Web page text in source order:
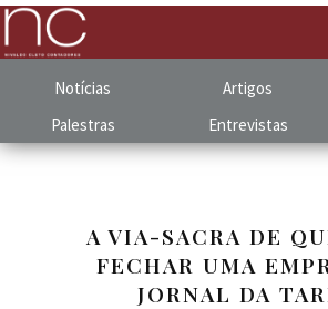
Notícias Artigos
Palestras
Entrevistas
A VIA-SACRA DE
FECHAR UMA
JORNAL DA